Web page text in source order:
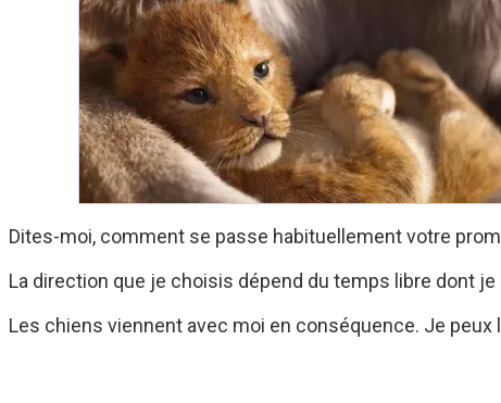
Dites-moi, comment se passe habituellement votre
La direction que je choisis dépend du temps libre dont
Les chiens viennent avec moi en conséquence. Je peux